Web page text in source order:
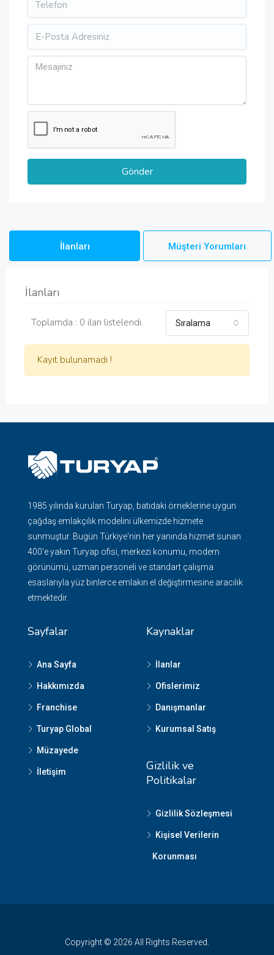
İlanları Müşteri Yorumları
İlanları
Toplamda : 0 ilan listelendi. Sıralama
Kayıt bulunamadı !
1985 yılında kurulan Turyap, batıdaki örneklerine uygun
çağdaş emlakçılık modelini ülkemizde hizmete
sunmuştur. Bugün Türkiye'nin her yanında hizmet sunan
400'e yakın Turyap ofisi, merkezi konumu, modern
görünümü, uzman personeli ve standart çalışma
esaslarıyla yüz binlerce emlakın el değiştirmesine aracılık
etmektedir.
Sayfalar
Ana Sayfa
Hakkımızda
Franchise
Turyap Global
Müzayede
İletişim
Kaynaklar
İlanlar
Ofislerimiz
Danışmanlar
Kurumsal Satış
Gizlilik ve
Politikalar
Gizlilik Sözleşmesi
Kişisel Verilerin
Korunması
Copyright © 2026 All Rights Reserved.